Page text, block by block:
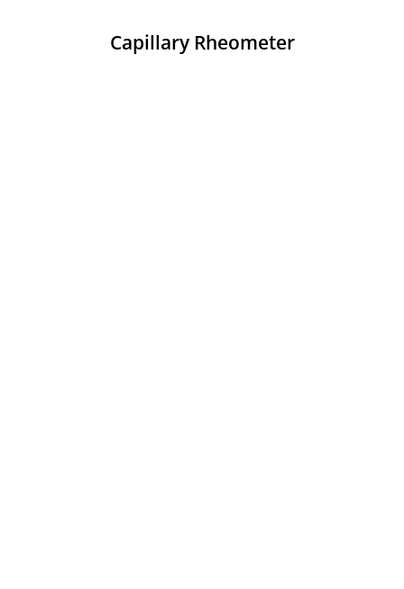
Capillary Rheometer